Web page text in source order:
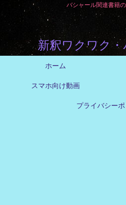
バシャール関連書籍
新釈ワクワク
ホーム
スマホ向け動画
プライバシー